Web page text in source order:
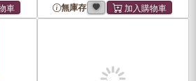
無庫存